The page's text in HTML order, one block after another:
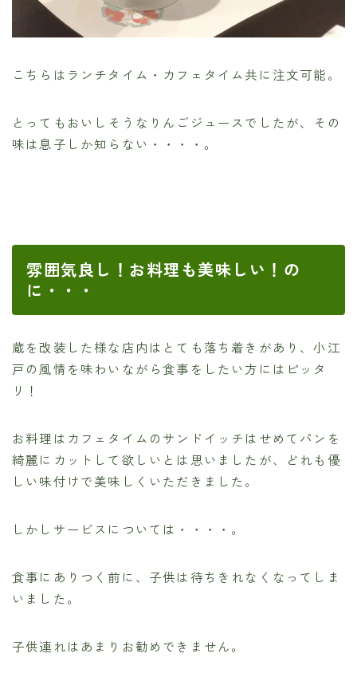
こちらはランチタイム・カフェタイム共に注文可能。
とってもおいしそうなりんごジュースでしたが、その
味は息子しか知らない・・・・。
雰囲気良し！お料理も美味しい！の
に・・・
蔵を改装した様な店内はとても落ち着きがあり、小江
戸の風情を味わいながら食事をしたい方にはピッタ
リ！
お料理はカフェタイムのサンドイッチはせめてパンを
綺麗にカットして欲しいとは思いましたが、どれも優
しい味付けで美味しくいただきました。
しかしサービスについては・・・・。
食事にありつく前に、子供は待ちきれなくなってしま
いました。
子供連れはあまりお勧めできません。